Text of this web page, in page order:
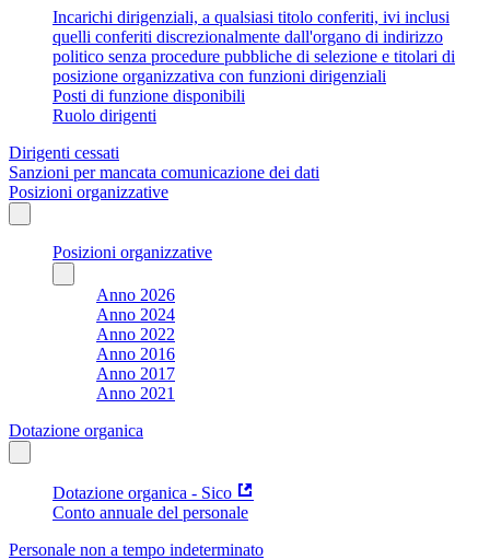
Incarichi dirigenziali, a qualsiasi titolo conferiti, ivi inclusi
quelli conferiti discrezionalmente dall'organo di indirizzo
politico senza procedure pubbliche di selezione e titolari di
posizione organizzativa con funzioni dirigenziali
Posti di funzione disponibili
Ruolo dirigenti
Dirigenti cessati
Sanzioni per mancata comunicazione dei dati
Posizioni organizzative
Posizioni organizzative
Anno 2026
Anno 2024
Anno 2022
Anno 2016
Anno 2017
Anno 2021
Dotazione organica
Dotazione organica - Sico
Conto annuale del personale
Personale non a tempo indeterminato